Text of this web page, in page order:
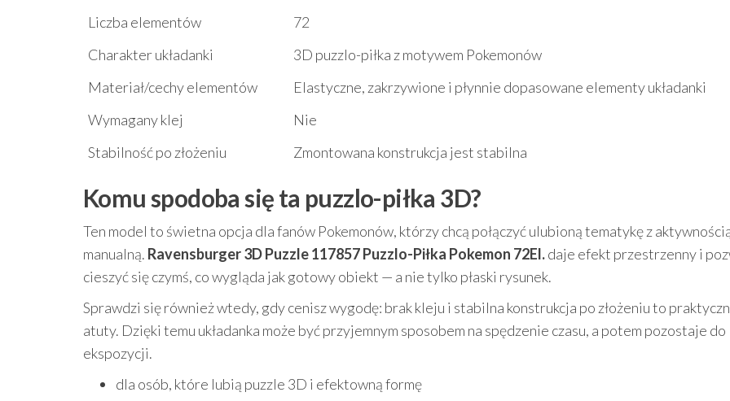
Liczba elementów
72
Charakter układanki
3D puzzlo-piłka z motywem Pokemonów
Materiał/cechy elementów
Elastyczne, zakrzywione i płynnie dopasowane elementy układanki
Wymagany klej
Nie
Stabilność po złożeniu
Zmontowana konstrukcja jest stabilna
Komu spodoba się ta puzzlo-piłka 3D?
Ten model to świetna opcja dla fanów Pokemonów, którzy chcą połączyć ulubioną tematykę z
manualną. Ravensburger 3D Puzzle 117857 Puzzlo-Piłka Pokemon 72El.daje efekt przestrzenny i
cieszyć się czymś, co wygląda jak gotowy obiekt — a nie tylko płaski rysunek.
Sprawdzi się również wtedy, gdy cenisz wygodę: brak kleju i stabilna konstrukcja po złożeniu to
atuty. Dzięki temu układanka może być przyjemnym sposobem na spędzenie czasu, a potem pozostaje do
ekspozycji.
dla osób, które lubią puzzle 3D i efektowną formę